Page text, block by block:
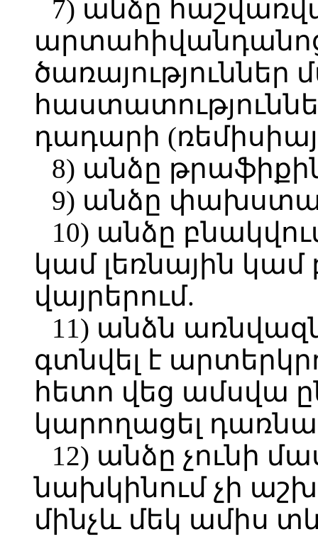
7) անձը
դադարի
8) անձը
9) անձը
10) անձը
կամ լեռնային կամ
վայրերում.
11) անձն
գտնվել է
հետո վեց ամսվա
կարողացել
12) անձը չունի
նախկինում չի
մինչև մեկ ամիս